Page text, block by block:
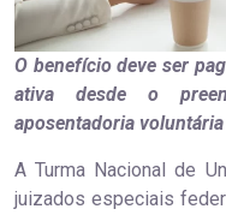
O benefício deve ser
ativa desde o
aposentadoria
A Turma Nacional de
juizados especiais